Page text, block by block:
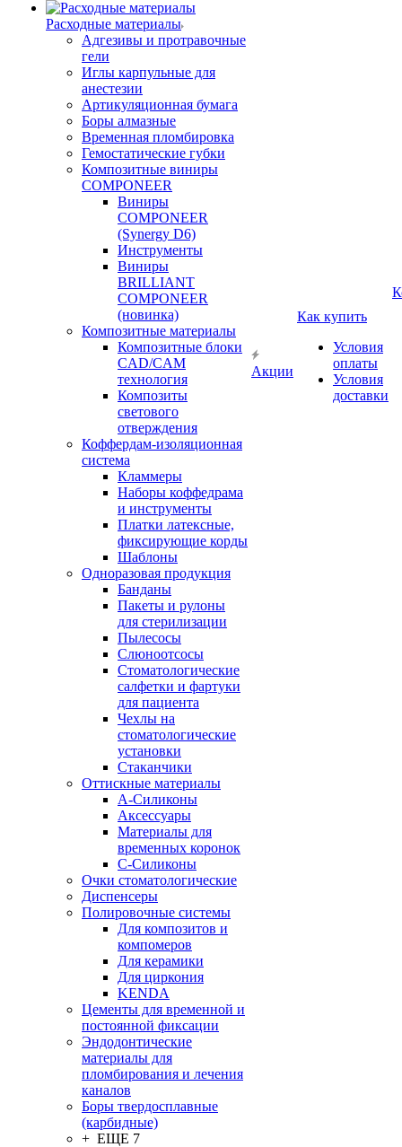
Расходные материалы
Адгезивы и протравочные
гели
Иглы карпульные для
анестезии
Артикуляционная бумага
Боры алмазные
Временная пломбировка
Гемостатические губки
Композитные виниры
COMPONEER
Виниры
COMPONEER
(Synergy D6)
Инструменты
Виниры
BRILLIANT
COMPONEER
(новинка)
Композитные материалы
Композитные блоки
CAD/СAM
технология
Композиты
светового
отверждения
Коффердам-изоляционная
система
Кламмеры
Наборы коффедрама
и инструменты
Платки латексные,
фиксирующие корды
Шаблоны
Одноразовая продукция
Банданы
Пакеты и рулоны
для стерилизации
Пылесосы
Слюноотсосы
Стоматологические
салфетки и фартуки
для пациента
Чехлы на
стоматологические
установки
Стаканчики
Оттискные материалы
А-Силиконы
Аксессуары
Материалы для
временных коронок
С-Силиконы
Очки стоматологические
Диспенсеры
Полировочные системы
Для композитов и
компомеров
Для керамики
Для циркония
KENDA
Цементы для временной и
постоянной фиксации
Эндодонтические
материалы для
пломбирования и лечения
каналов
Боры твердосплавные
(карбидные)
+ ЕЩЕ 7
Акции
Как купить
Условия
оплаты
Условия
доставки